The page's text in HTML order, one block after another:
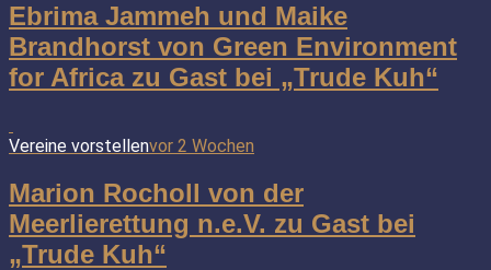
Ebrima Jammeh und Maike
Brandhorst von Green Environment
for Africa zu Gast bei „Trude Kuh“
Vereine vorstellenvor 2 Wochen
Marion Rocholl von der
Meerlierettung n.e.V. zu Gast bei
„Trude Kuh“